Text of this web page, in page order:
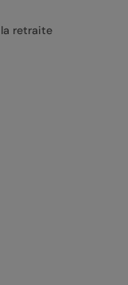
retraite